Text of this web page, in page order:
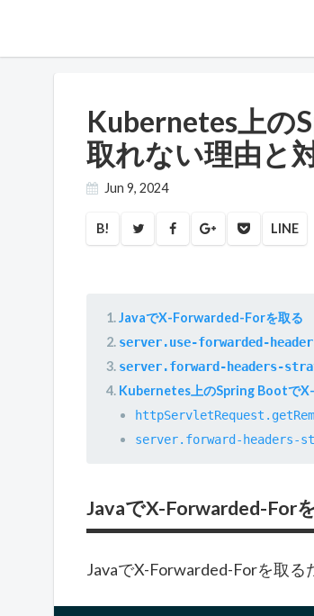
Kubernetes上の
取れない理由と
Jun 9, 2024
B! LINE
JavaでX-Forwarded-Forを取る
server.use-forwarded-
server.forward-headers-
Kubernetes上のSpring Bootで
server.forward-headers-
JavaでX-Forwarded-For
JavaでX-Forwarded-Forを取る